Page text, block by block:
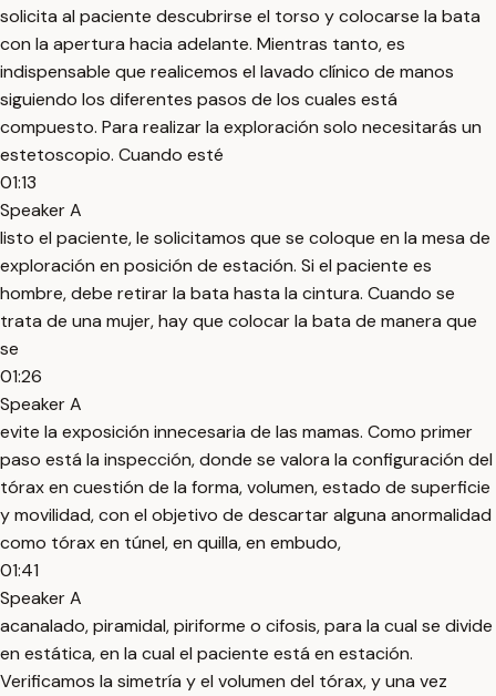
solicita al paciente descubrirse el torso y colocarse la bata
con la apertura hacia adelante. Mientras tanto, es
indispensable que realicemos el lavado clínico de manos
siguiendo los diferentes pasos de los cuales está
compuesto. Para realizar la exploración solo necesitarás un
estetoscopio. Cuando esté
01:13
Speaker A
listo el paciente, le solicitamos que se coloque en la mesa de
exploración en posición de estación. Si el paciente es
hombre, debe retirar la bata hasta la cintura. Cuando se
trata de una mujer, hay que colocar la bata de manera que
se
01:26
Speaker A
evite la exposición innecesaria de las mamas. Como primer
paso está la inspección, donde se valora la configuración del
tórax en cuestión de la forma, volumen, estado de superficie
y movilidad, con el objetivo de descartar alguna anormalidad
como tórax en túnel, en quilla, en embudo,
01:41
Speaker A
acanalado, piramidal, piriforme o cifosis, para la cual se divide
en estática, en la cual el paciente está en estación.
Verificamos la simetría y el volumen del tórax, y una vez